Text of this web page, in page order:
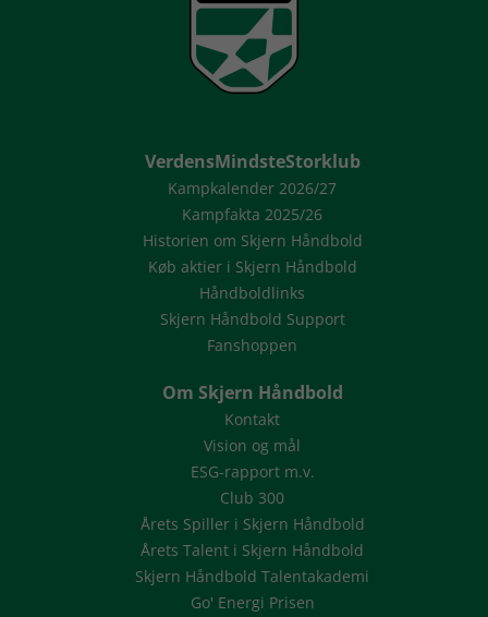
VerdensMindsteStorklub
Kampkalender 2026/27
Kampfakta 2025/26
Historien om Skjern Håndbold
Køb aktier i Skjern Håndbold
Håndboldlinks
Skjern Håndbold Support
Fanshoppen
Om Skjern Håndbold
Kontakt
Vision og mål
ESG-rapport m.v.
Club 300
Årets Spiller i Skjern Håndbold
Årets Talent i Skjern Håndbold
Skjern Håndbold Talentakademi
Go' Energi Prisen